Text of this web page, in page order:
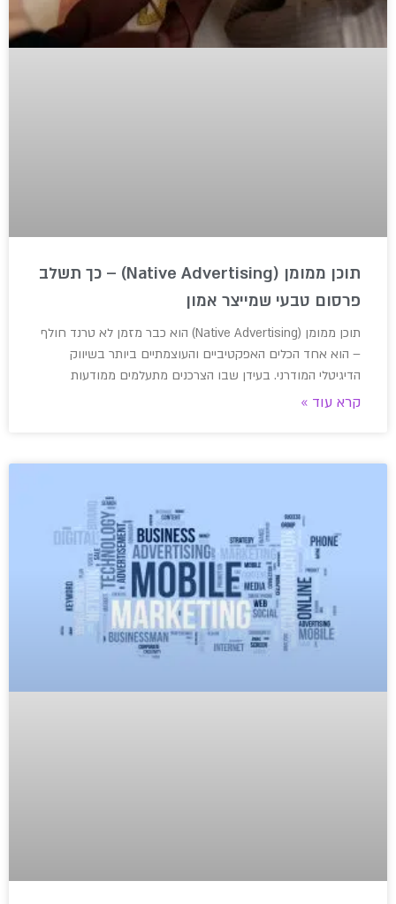
תוכן ממומן (Native Advertising) – כך תשלב
פרסום טבעי שמייצר אמון
תוכן ממומן (Native Advertising) הוא כבר מזמן לא טרנד חולף
– הוא אחד הכלים האפקטיביים והעוצמתיים ביותר בשיווק
הדיגיטלי המודרני. בעידן שבו הצרכנים מתעלמים ממודעות
קרא עוד »